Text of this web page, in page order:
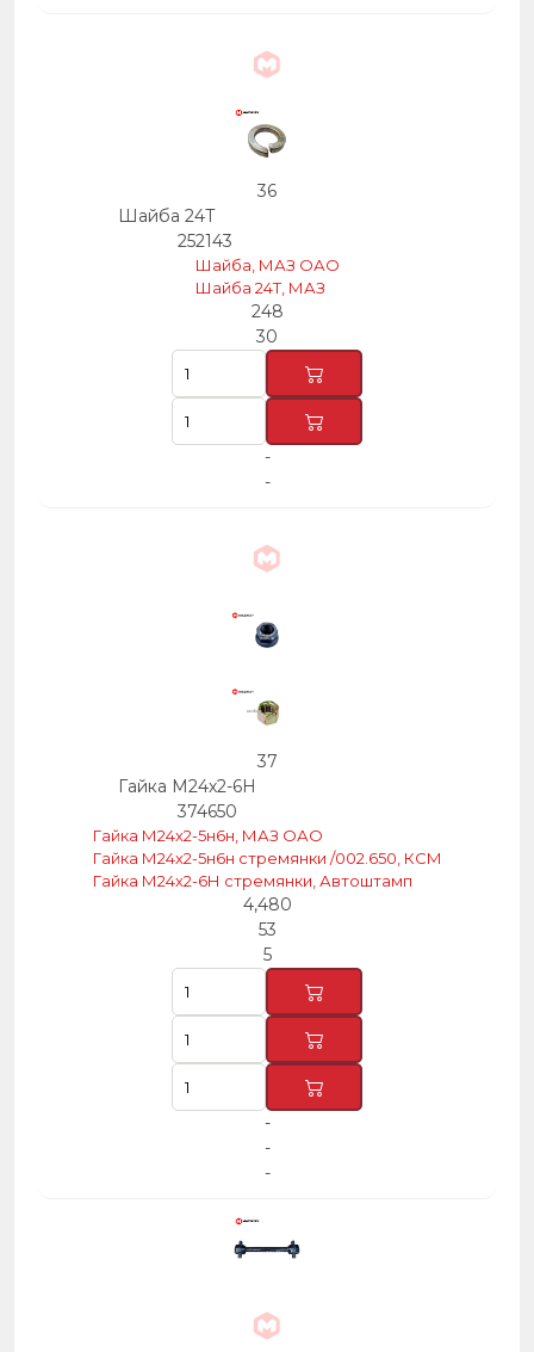
36
Шайба 24Т
252143
Шайба, МАЗ ОАО
Шайба 24Т, МАЗ
248
30
-
-
37
Гайка М24х2-6Н
374650
Гайка М24х2-5н6н, МАЗ ОАО
Гайка М24х2-5н6н стремянки /002.650, КСМ
Гайка М24х2-6Н стремянки, Автоштамп
4,480
53
5
-
-
-